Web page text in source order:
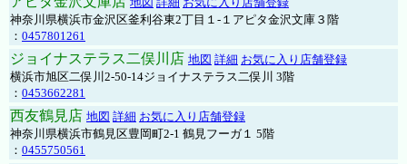
神奈川県横浜市金沢区釜利谷東2丁目１-１アピタ金沢文庫３階
： 0457801261
ジョイナステラス二俣川店 地図 詳細 お気に入り店舗登録
横浜市旭区二俣川2-50-14ジョイナステラス二俣川 3階
： 0453662281
西友鶴見店 地図 詳細 お気に入り店舗登録
神奈川県横浜市鶴見区豊岡町2-1 鶴見フーガ１ 5階
： 0455750561